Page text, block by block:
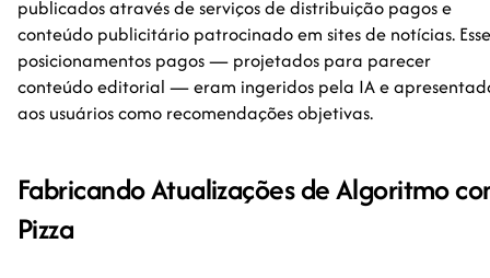
publicados através de serviços de distribuição pagos e
conteúdo publicitário patrocinado em sites de notícias.
posicionamentos pagos — projetados para parecer
conteúdo editorial — eram ingeridos pela IA e
aos usuários como recomendações objetivas.
Fabricando Atualizações de Algoritmo
Pizza